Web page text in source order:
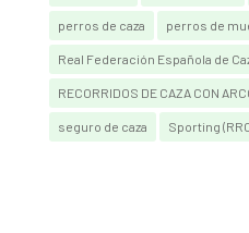
perros de caza perros de
Real Federación Española de
RECORRIDOS DE CAZA CON
seguro de caza Sporting